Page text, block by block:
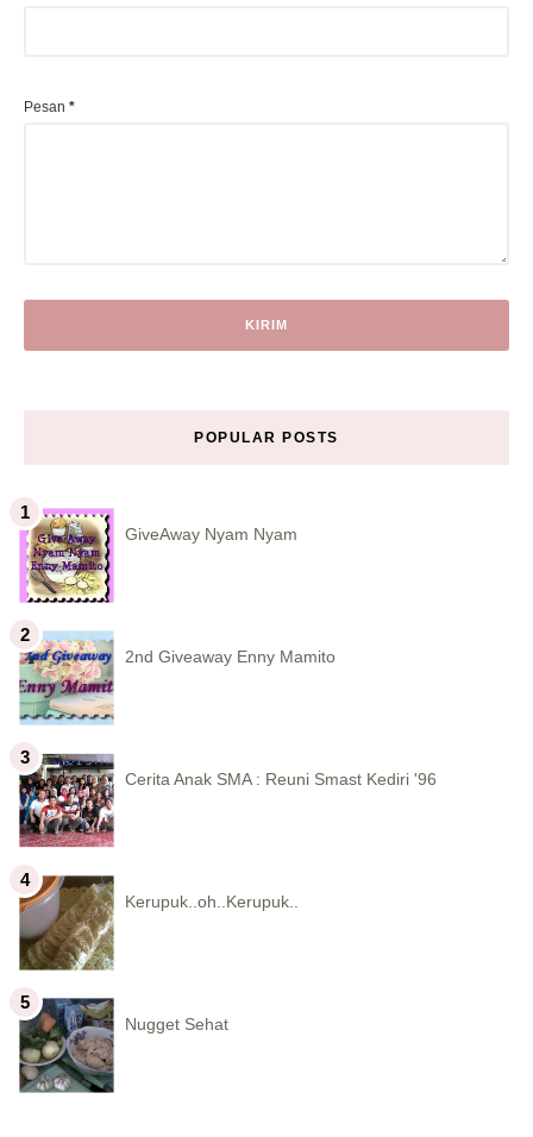
Pesan *
POPULAR POSTS
GiveAway Nyam Nyam
2nd Giveaway Enny Mamito
Cerita Anak SMA : Reuni Smast Kediri '96
Kerupuk..oh..Kerupuk..
Nugget Sehat